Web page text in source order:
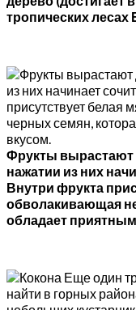
тропических лесах
Фрукты вырастают
нажатии из них
Внутри фрукта
обволакивающая
обладает